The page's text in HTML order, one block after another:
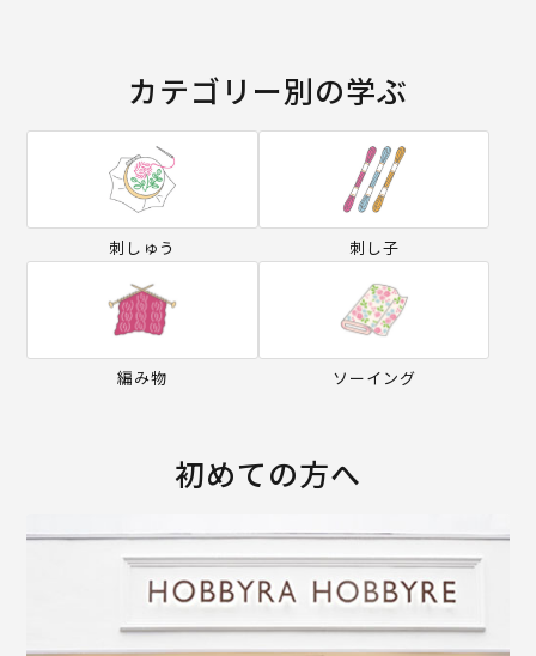
カテゴリー別の学ぶ
刺しゅう 刺し子
編み物 ソーイング
初めての方へ